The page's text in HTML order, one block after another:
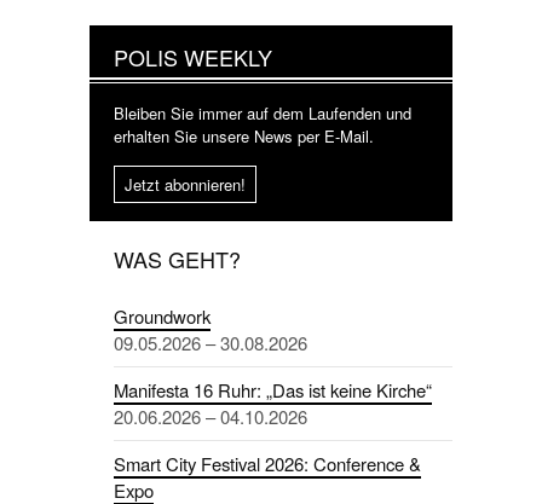
POLIS WEEKLY
Bleiben Sie immer auf dem Laufenden und
erhalten Sie unsere News per E-Mail.
Jetzt abonnieren!
WAS GEHT?
Groundwork
09.05.2026 – 30.08.2026
Manifesta 16 Ruhr: „Das ist keine Kirche“
20.06.2026 – 04.10.2026
Smart City Festival 2026: Conference &
Expo